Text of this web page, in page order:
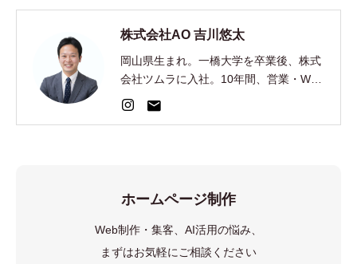
株式会社AO 吉川悠太
岡山県生まれ。一橋大学を卒業後、株式
会社ツムラに入社。10年間、営業・Web
集客・AI開発を経験。2024年、EC制
作・集客の株式会社AOを創業。
ホームページ制作
Web制作・集客、AI活用の悩み、
まずはお気軽にご相談ください